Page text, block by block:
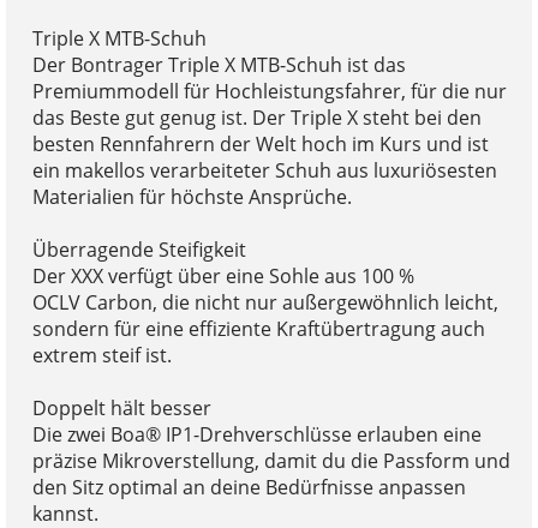
Triple X MTB-Schuh
Der Bontrager Triple X MTB-Schuh ist das
Premiummodell für Hochleistungsfahrer, für die nur
das Beste gut genug ist. Der Triple X steht bei den
besten Rennfahrern der Welt hoch im Kurs und ist
ein makellos verarbeiteter Schuh aus luxuriösesten
Materialien für höchste Ansprüche.
Überragende Steifigkeit
Der XXX verfügt über eine Sohle aus 100 %
OCLV Carbon, die nicht nur außergewöhnlich leicht,
sondern für eine effiziente Kraftübertragung auch
extrem steif ist.
Doppelt hält besser
Die zwei Boa® IP1-Drehverschlüsse erlauben eine
präzise Mikroverstellung, damit du die Passform und
den Sitz optimal an deine Bedürfnisse anpassen
kannst.